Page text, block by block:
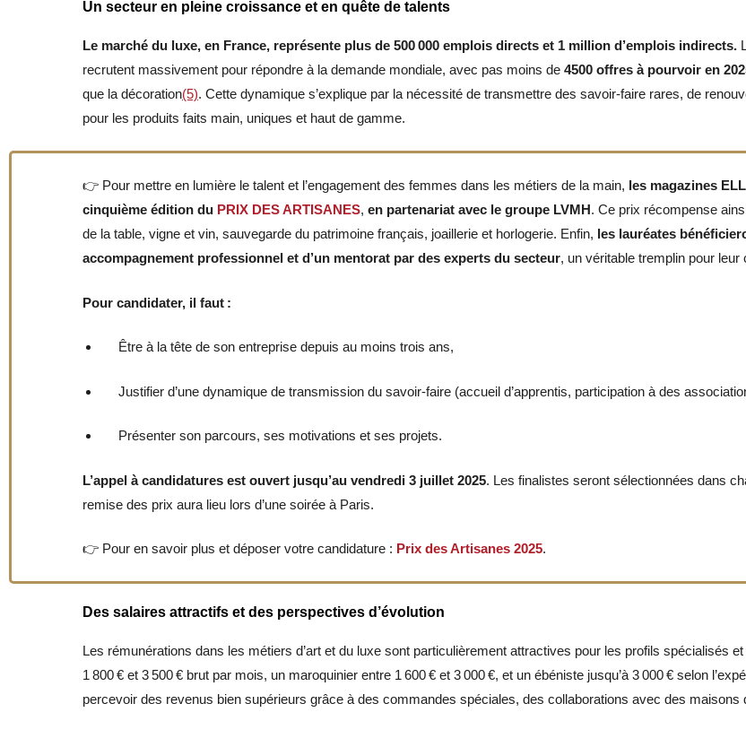
Un secteur en pleine croissance et en quête de talents
Le marché du luxe, en France, représente plus de 500 000 emplois directs et 1 million d’emplois indirects.
recrutent massivement pour répondre à la demande mondiale, avec pas moins de 4500 offres à pourvoir en
que la décoration(5). Cette dynamique s’explique par la nécessité de transmettre des savoir-faire rares, de
pour les produits faits main, uniques et haut de gamme.
👉 Pour mettre en lumière le talent et l’engagement des femmes dans les métiers de la main, les magazines
cinquième édition du PRIX DES ARTISANES, en partenariat avec le groupe LVMH. Ce prix récompense
de la table, vigne et vin, sauvegarde du patrimoine français, joaillerie et horlogerie. Enfin, les lauréates
accompagnement professionnel et d’un mentorat par des experts du secteur, un véritable tremplin pour leur
Pour candidater, il faut :
Être à la tête de son entreprise depuis au moins trois ans,
Justifier d’une dynamique de transmission du savoir-faire (accueil d’apprentis, participation à des
Présenter son parcours, ses motivations et ses projets.
L’appel à candidatures est ouvert jusqu’au vendredi 3 juillet 2025. Les finalistes seront sélectionnées dans
remise des prix aura lieu lors d’une soirée à Paris.
👉 Pour en savoir plus et déposer votre candidature : Prix des Artisanes 2025.
Des salaires attractifs et des perspectives d’évolution
Les rémunérations dans les métiers d’art et du luxe sont particulièrement attractives pour les profils spécialisés
1 800 € et 3 500 € brut par mois, un maroquinier entre 1 600 € et 3 000 €, et un ébéniste jusqu’à 3 000 € selon
percevoir des revenus bien supérieurs grâce à des commandes spéciales, des collaborations avec des maisons